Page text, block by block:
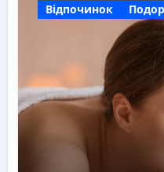
Відпочинок